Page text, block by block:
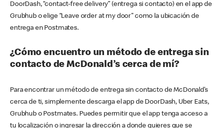
DoorDash, “contact-free delivery” (entrega si contacto) en el app de
Grubhub o elige “Leave order at my door” como la ubicación de
entrega en Postmates.
¿Cómo encuentro un método de entrega sin
contacto de McDonald’s cerca de mí?
Para encontrar un método de entrega sin contacto de McDonald’s
cerca de ti, simplemente descarga el app de DoorDash, Uber Eats,
Grubhub o Postmates. Puedes permitir que el app tenga acceso a
tu localización o ingresar la dirección a donde quieres que se